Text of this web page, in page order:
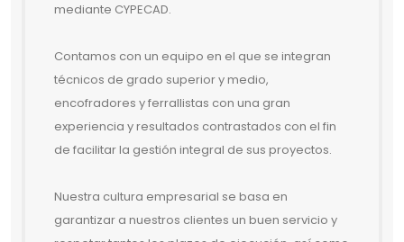
mediante CYPECAD.
Contamos con un equipo en el que se integran
técnicos de grado superior y medio,
encofradores y ferrallistas con una gran
experiencia y resultados contrastados con el fin
de facilitar la gestión integral de sus proyectos.
Nuestra cultura empresarial se basa en
garantizar a nuestros clientes un buen servicio y